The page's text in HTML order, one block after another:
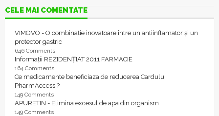
CELE MAI COMENTATE
VIMOVO - O combinație inovatoare între un antiinflamator și un
protector gastric
646 Comments
Informații REZIDENȚIAT 2011 FARMACIE
164 Comments
Ce medicamente beneficiaza de reducerea Cardului
PharmAccess ?
149 Comments
APURETIN - Elimina excesul de apa din organism
149 Comments